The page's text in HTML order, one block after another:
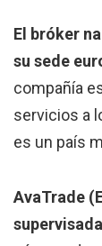
El bróker
su sede
compañía
servicios a
es un país
AvaTrade